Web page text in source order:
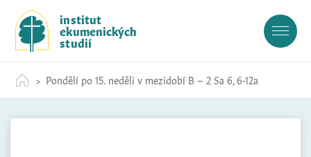
c
institut
ekumenických
studií
Pondělí po 15. neděli v mezidobí B – 2 Sa 6, 6-12a